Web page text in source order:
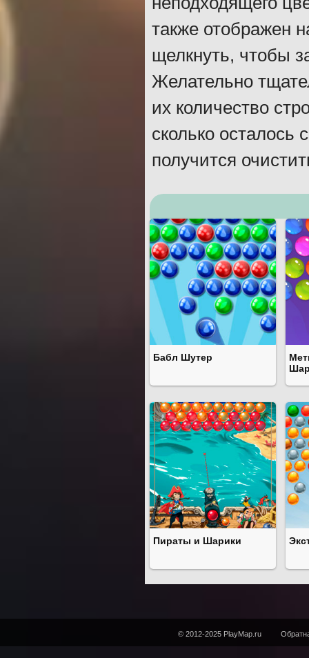
также отображен
щелкнуть, чтобы
Желательно
их количество
сколько осталось
получится
Бабл Шутер
Пираты и Шарики
© 2012-2025 PlayMap.ru